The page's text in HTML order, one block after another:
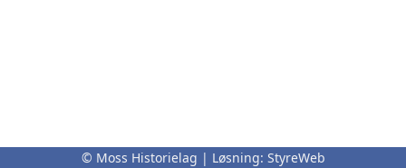
© Moss Historielag | Løsning: StyreWeb